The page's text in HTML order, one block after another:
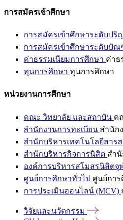
การสมัครเข้าศึกษา
การสมัครเข้าศึกษาระดับป
การสมัครเข้าศึกษาระดับบั
ค่าธรรมเนียมการศึกษา ค่าธ
ทุนการศึกษา ทุนการศึกษา
หน่วยงานการศึกษา
คณะ วิทยาลัย และสถาบัน ค
สำนักงานการทะเบียน สำนัก
สำนักบริหารเทคโนโลยีสาร
สำนักบริหารกิจการนิสิต สำ
องค์การบริหารสโมสรนิสิตจุ
ศูนย์การศึกษาทั่วไป ศูนย์การ
การประเมินออนไลน์ (MCV)
วิจัยและนวัตกรรม